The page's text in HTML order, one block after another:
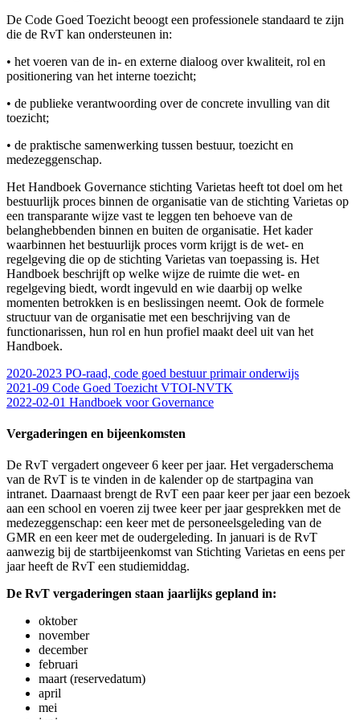
De Code Goed Toezicht beoogt een professionele standaard te zijn
die de RvT kan ondersteunen in:
• het voeren van de in- en externe dialoog over kwaliteit, rol en
positionering van het interne toezicht;
• de publieke verantwoording over de concrete invulling van dit
toezicht;
• de praktische samenwerking tussen bestuur, toezicht en
medezeggenschap.
Het Handboek Governance stichting Varietas heeft tot doel om het
bestuurlijk proces binnen de organisatie van de stichting Varietas op
een transparante wijze vast te leggen ten behoeve van de
belanghebbenden binnen en buiten de organisatie. Het kader
waarbinnen het bestuurlijk proces vorm krijgt is de wet- en
regelgeving die op de stichting Varietas van toepassing is. Het
Handboek beschrijft op welke wijze de ruimte die wet- en
regelgeving biedt, wordt ingevuld en wie daarbij op welke
momenten betrokken is en beslissingen neemt. Ook de formele
structuur van de organisatie met een beschrijving van de
functionarissen, hun rol en hun profiel maakt deel uit van het
Handboek.
2020-2023 PO-raad, code goed bestuur primair onderwijs
2021-09 Code Goed Toezicht VTOI-NVTK
2022-02-01 Handboek voor Governance
Vergaderingen en bijeenkomsten
De RvT vergadert ongeveer 6 keer per jaar. Het vergaderschema
van de RvT is te vinden in de kalender op de startpagina van
intranet. Daarnaast brengt de RvT een paar keer per jaar een bezoek
aan een school en voeren zij twee keer per jaar gesprekken met de
medezeggenschap: een keer met de personeelsgeleding van de
GMR en een keer met de oudergeleding. In januari is de RvT
aanwezig bij de startbijeenkomst van Stichting Varietas en eens per
jaar heeft de RvT een studiemiddag.
De RvT vergaderingen staan jaarlijks gepland in:
oktober
november
december
februari
maart (reservedatum)
april
mei